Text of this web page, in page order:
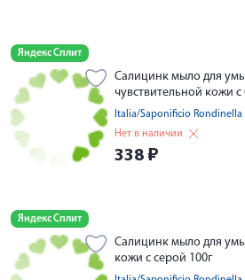
Яндекс Сплит
Салицинк мыло для
чувствительной кожи
Italia/Saponificio Rondinella
Нет в наличии
338 ₽
Яндекс Сплит
Салицинк мыло для
кожи с серой 100г